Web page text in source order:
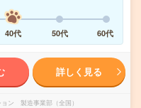
40代 50代 60代
詳しく見る
ン 製造事業部（全国）